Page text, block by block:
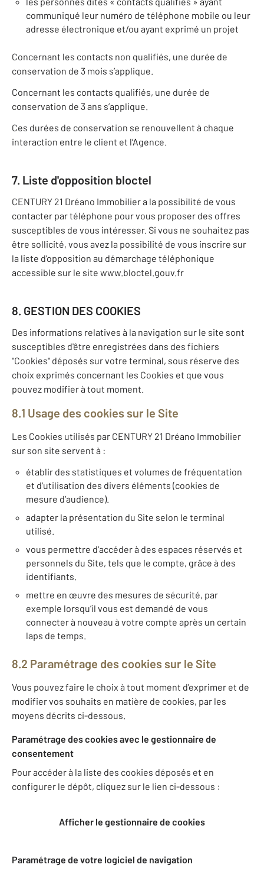
communiqué leur numéro de téléphone mobile ou leur
adresse électronique et/ou ayant exprimé un projet
Concernant les contacts non qualifiés, une durée de
conservation de 3 mois s’applique.
Concernant les contacts qualifiés, une durée de
conservation de 3 ans s’applique.
Ces durées de conservation se renouvellent à chaque
interaction entre le client et l’Agence.
7. Liste d'opposition bloctel
CENTURY 21 Dréano Immobilier a la possibilité de vous
contacter par téléphone pour vous proposer des offres
susceptibles de vous intéresser. Si vous ne souhaitez pas
être sollicité, vous avez la possibilité de vous inscrire sur
la liste d’opposition au démarchage téléphonique
accessible sur le site www.bloctel.gouv.fr
8. GESTION DES COOKIES
Des informations relatives à la navigation sur le site sont
susceptibles d'être enregistrées dans des fichiers
"Cookies" déposés sur votre terminal, sous réserve des
choix exprimés concernant les Cookies et que vous
pouvez modifier à tout moment.
8.1 Usage des cookies sur le Site
Les Cookies utilisés par CENTURY 21 Dréano Immobilier
sur son site servent à :
établir des statistiques et volumes de fréquentation
et d'utilisation des divers éléments (cookies de
mesure d’audience).
adapter la présentation du Site selon le terminal
utilisé.
vous permettre d'accéder à des espaces réservés et
personnels du Site, tels que le compte, grâce à des
identifiants.
mettre en œuvre des mesures de sécurité, par
exemple lorsqu’il vous est demandé de vous
connecter à nouveau à votre compte après un certain
laps de temps.
8.2 Paramétrage des cookies sur le Site
Vous pouvez faire le choix à tout moment d'exprimer et de
modifier vos souhaits en matière de cookies, par les
moyens décrits ci-dessous.
Paramétrage des cookies avec le gestionnaire de
consentement
Pour accéder à la liste des cookies déposés et en
configurer le dépôt, cliquez sur le lien ci-dessous :
Afficher le gestionnaire de cookies
Paramétrage de votre logiciel de navigation